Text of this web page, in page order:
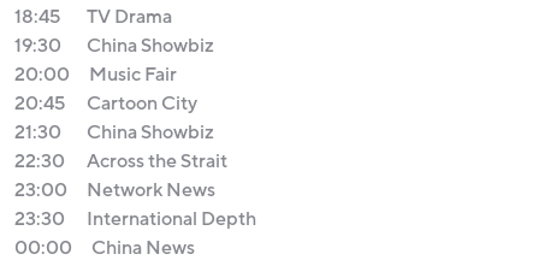
18:45
TV Drama
19:30
China Showbiz
20:00
Music Fair
20:45
Cartoon City
21:30
China Showbiz
22:30
Across the Strait
23:00
Network News
23:30
International Depth
00:00
China News